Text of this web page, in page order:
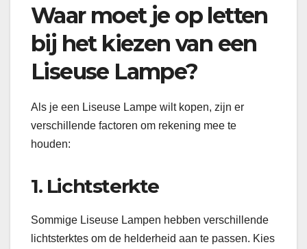
Waar moet je op letten
bij het kiezen van een
Liseuse Lampe?
Als je een Liseuse Lampe wilt kopen, zijn er
verschillende factoren om rekening mee te
houden:
1. Lichtsterkte
Sommige Liseuse Lampen hebben verschillende
lichtsterktes om de helderheid aan te passen. Kies